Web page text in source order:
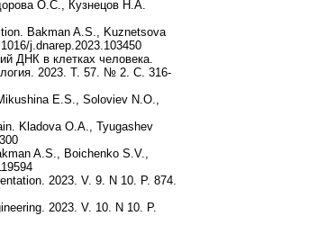
О.С., Кузнецов Н.А.
Bakman A.S., Kuznetsova
j.dnarep.2023.103450
ДНК в клетках человека.
2023. T. 57. № 2. С. 316-
E.S., Soloviev N.O.,
Kladova O.A., Tyugashev
A.S., Boichenko S.V.,
2023. V. 9. N 10. P. 874.
2023. V. 10. N 10. P.